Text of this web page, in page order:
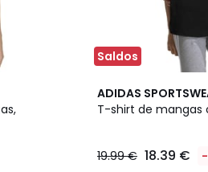
Saldos
ADIDAS
T-shirt de mangas
19.99 € 18.39 €
5
/